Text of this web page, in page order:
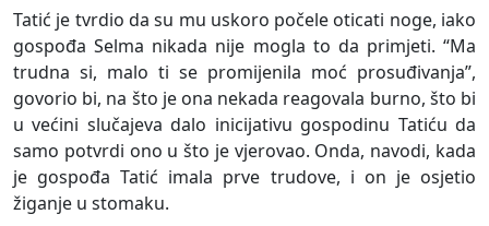
Tatić je tvrdio da su mu uskoro počele oticati noge, iako
gospođa Selma nikada nije mogla to da primjeti. “Ma
trudna si, malo ti se promijenila moć prosuđivanja”,
govorio bi, na što je ona nekada reagovala burno, što bi
u većini slučajeva dalo inicijativu gospodinu Tatiću da
samo potvrdi ono u što je vjerovao. Onda, navodi, kada
je gospođa Tatić imala prve trudove, i on je osjetio
žiganje u stomaku.